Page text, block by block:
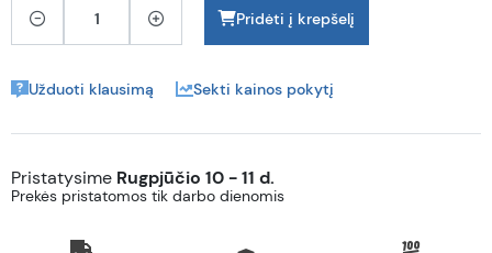
Pridėti į krepšelį
Užduoti klausimą Sekti kainos pokytį
Pristatysime Rugpjūčio 10 - 11 d.
Prekės pristatomos tik darbo dienomis